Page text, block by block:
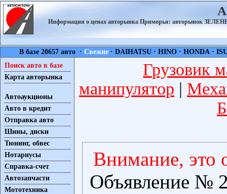
Информация о ценах авторынка Приморья: авторынок
В базе 20657 авто ·Свежие ·DAIHATSU ·HINO ·HONDA ·
Поиск авто в базе
Карта авторынка
Автоаукционы
Авто в кредит
Отправка авто
Шины, диски
Тюнинг, обвес
Нотариусы
Справка-счет
Автозапчасти
Мототехника
Грузовик
манипулятор |
Внимание, это
Объявление №